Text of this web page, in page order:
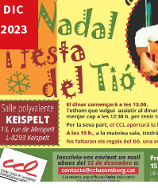
DIC
2023